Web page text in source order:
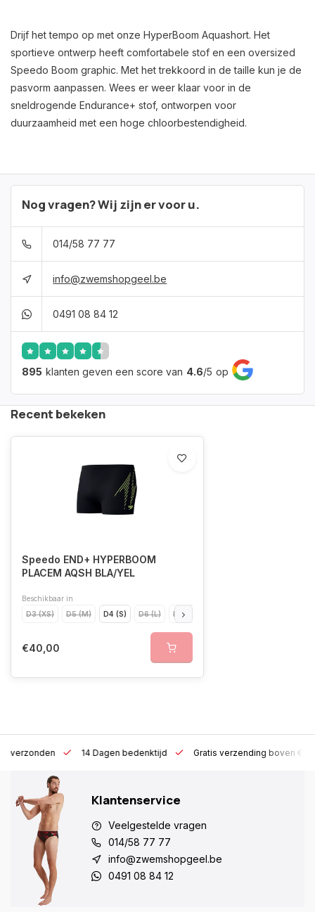
Drijf het tempo op met onze HyperBoom Aquashort. Het
sportieve ontwerp heeft comfortabele stof en een oversized
Speedo Boom graphic. Met het trekkoord in de taille kun je de
pasvorm aanpassen. Wees er weer klaar voor in de
sneldrogende Endurance+ stof, ontworpen voor
duurzaamheid met een hoge chloorbestendigheid.
Nog vragen? Wij zijn er voor u.
014/58 77 77
info@zwemshopgeel.be
0491 08 84 12
895 klanten geven een score van 4.6/5 op
Recent bekeken
Speedo END+ HYPERBOOM
PLACEM AQSH BLA/YEL
Beschikbaar in
D3 (XS)
D5 (M) D4 (S) D6 (L) D7 (XL)
€40,00
h verzonden 14 Dagen bedenktijd Gratis verzending boven
Klantenservice
Veelgestelde vragen
014/58 77 77
info@zwemshopgeel.be
0491 08 84 12